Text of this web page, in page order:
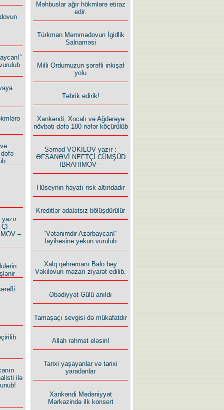
:
–
ilə
Məhbuslar ağır hökmlərə etiraz
edir.
Türkman Məmmədovun İgidlik
Salnaməsi
Milli Ordumuzun şərəfli inkişaf
yolu
Təbrik edirik!
Xankəndi, Xocalı və Ağdərəyə
növbəti dəfə 180 nəfər köçürülüb
Səməd VƏKİLOV yazır :
ƏFSANƏVİ NEFTÇİ CÜMŞÜD
İBRAHİMOV –
Hüseynin həyatı risk altındadır
Kreditlər ədalətsiz bölüşdürülür
“Vətənimdir Azərbaycan!”
layihəsinə yekun vurulub
Xalq qəhrəmanı Balo bəy
Vəkilovun məzarı ziyarət edilib.
Əbədiyyət Gülü anıldı
Tamaşaçı sevgisi də mükafatdır
Allah rəhmət eləsin!
Tarixi yaşayanlar və tarixi
yaradanlar
Xankəndi Mədəniyyət
Mərkəzində ilk konsert